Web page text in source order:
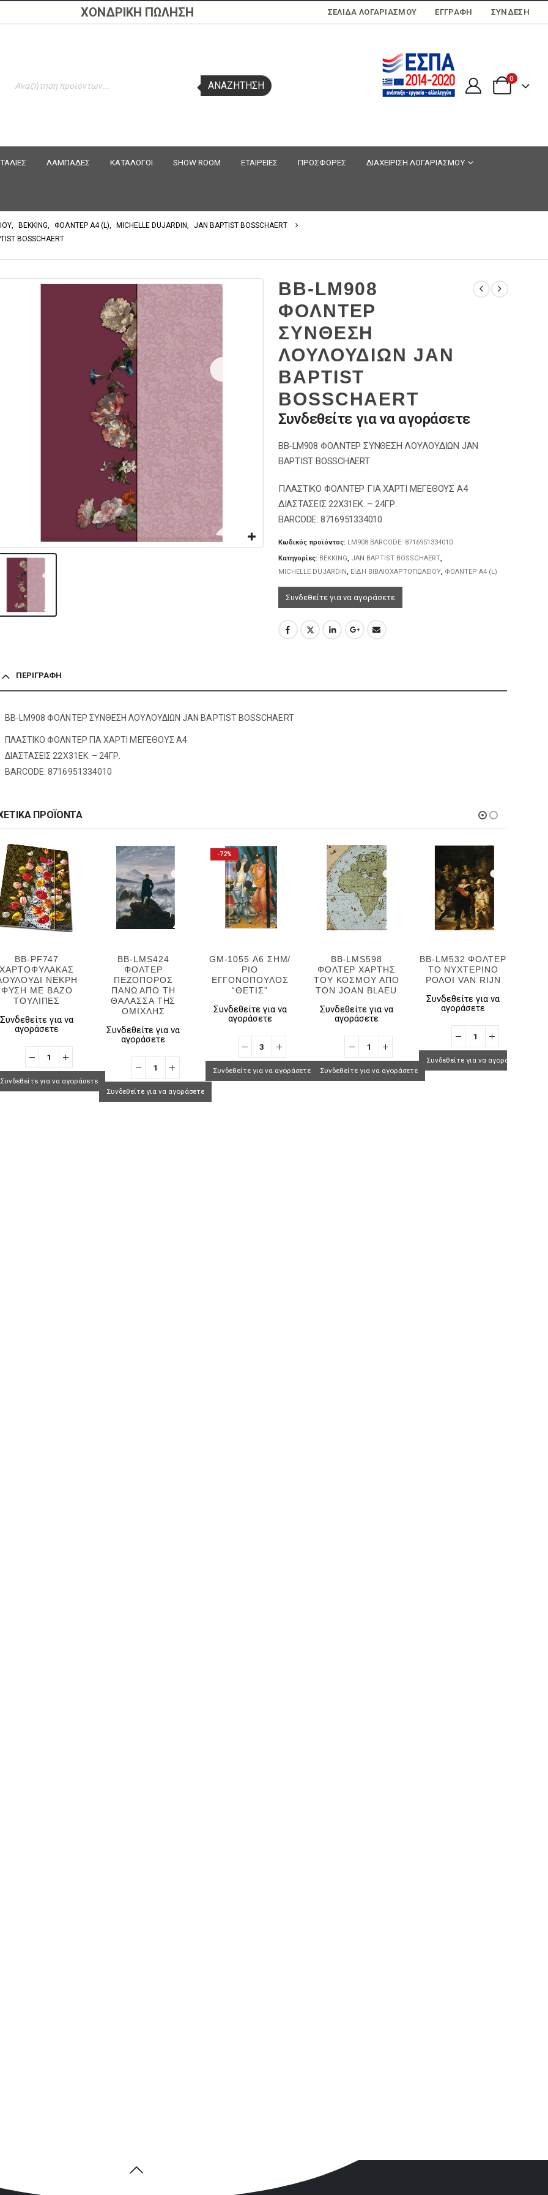
ΧΟΝΔΡΙΚΗ ΠΩΛΗΣΗ ΣΕΛΊΔΑ ΛΟΓΑΡΙΑΣΜΟΎ ΕΓΓΡΑΦΗ ΣΎΝΔΕΣΗ
search
ΑΝΑΖΉΤΗΣΗ
0
ΛΑΜΠΑΔΕΣ ΚΑΤΑΛΟΓΟΙ SHOW ROOM ΕΤΑΙΡΕΙΕΣ ΠΡΟΣΦΟΡΕΣ ΔΙΑΧΕΙΡΙΣΗ ΛΟΓΑΡΙΑΣΜΟΥ
, BEKKING, ΦΟΛΝΤΕΡ Α4 (L), MICHELLE DUJARDIN,
JAN BAPTIST BOSSCHAERT
BOSSCHAERT
BB-LM908
ΦΟΛΝΤΕΡ
ΣΥΝΘΕΣΗ
ΛΟΥΛΟΥΔΙΩΝ JAN
BAPTIST
BOSSCHAERT
Συνδεθείτε για να αγοράσετε
BB-LM908 ΦΟΛΝΤΕΡ ΣΥΝΘΕΣΗ ΛΟΥΛΟΥΔΙΩΝ JAN
BAPTIST BOSSCHAERT
ΠΛΑΣΤΙΚΟ ΦΟΛΝΤΕΡ ΓΙΑ ΧΑΡΤΙ ΜΕΓΕΘΟΥΣ Α4
ΔΙΑΣΤΑΣΕΙΣ 22X31EΚ. – 24ΓΡ.
BARCODE: 8716951334010
Κωδικός προϊόντος: LM908 BARCODE: 8716951334010
Κατηγορίες: BEKKING JAN BAPTIST BOSSCHAERT,
MICHELLE DUJARDIN
ΕΙΔΗ ΒΙΒΛΙΟΧΑΡΤΟΠΩΛΕΙΟΥ, ΦΟΛΝΤΕΡ Α4 (L)
Συνδεθείτε για να αγοράσετε
ΠΕΡΙΓΡΑΦΉ
BB-LM908 ΦΟΛΝΤΕΡ ΣΥΝΘΕΣΗ ΛΟΥΛΟΥΔΙΩΝ JAN BAPTIST BOSSCHAERT
ΠΛΑΣΤΙΚΟ ΦΟΛΝΤΕΡ ΓΙΑ ΧΑΡΤΙ ΜΕΓΕΘΟΥΣ Α4
ΔΙΑΣΤΑΣΕΙΣ 22X31EΚ. – 24ΓΡ.
BARCODE: 8716951334010
ΠΡΟΪΌΝΤΑ
BB-PF747
ΧΑΡΤΟΦΥΛΑΚΑΣ
ΝΕΚΡΗ
ΦΥΣΗ ΜΕ ΒΑΖΟ
ΤΟΥΛΙΠΕΣ
Συνδεθείτε για να
αγοράσετε
Συνδεθείτε για να αγοράσετε
BB-LMS424
ΦΟΛΤΕΡ
ΠΕΖΟΠΟΡΟΣ
ΠΑΝΩ ΑΠΟ ΤΗ
ΘΑΛΑΣΣΑ ΤΗΣ
ΟΜΙΧΛΗΣ
Συνδεθείτε για να
αγοράσετε
Συνδεθείτε για να αγοράσετε
-72%
GM-1055 Α6 ΣΗΜ/
ΡΙΟ
ΕΓΓΟΝΟΠΟΥΛΟΣ
“ΘΕΤΙΣ”
Συνδεθείτε για να
αγοράσετε
Συνδεθείτε για να αγοράσετε
BB-LMS598
ΦΟΛΤΕΡ ΧΑΡΤΗΣ
ΤΟΥ ΚΟΣΜΟΥ ΑΠΟ
ΤΟΝ JOAN BLAEU
Συνδεθείτε για να
αγοράσετε
Συνδεθείτε για να αγοράσετε
BB-LM532 ΦΟΛΤΕΡ
ΤΟ ΝΥΧΤΕΡΙΝΟ
ΡΟΛΟΙ VAN RIJN
Συνδεθείτε για να
αγοράσετε
Συνδεθείτε για να αγοράσετε